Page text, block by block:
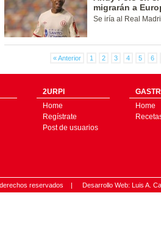
migrarán a
Se iría al Real
« Anterior 1 2 3 4 5 6
2URPI
Home
Regístrate
Post de usuarios
Home
derechos reservados | Desarrollo Web: Luis